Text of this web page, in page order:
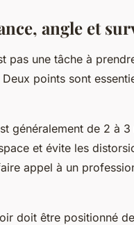
angle et
pas une tâche à
points sont
généralement de 2 à
et évite les
appel à un
doit être positionné